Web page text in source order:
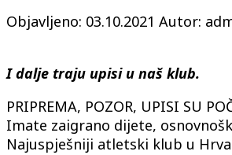
Objavljeno: 03.10.2021 Autor:
I dalje traju upisi u naš klub.
PRIPREMA, POZOR, UPISI SU
Imate zaigrano dijete,
Najuspješniji atletski klub u